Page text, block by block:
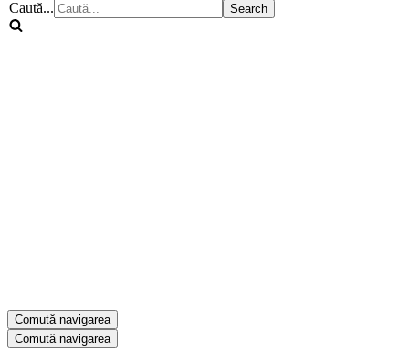
Caută...
Comută navigarea
Comută navigarea